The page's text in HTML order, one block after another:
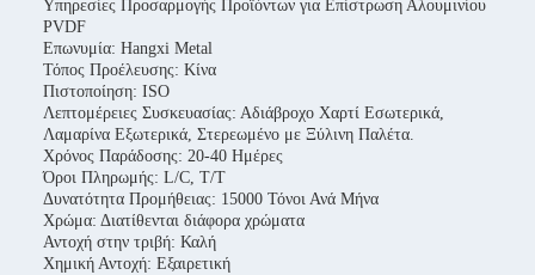
Υπηρεσίες Προσαρμογής Προϊόντων για Επίστρωση Αλουμινίου
PVDF
Επωνυμία: Hangxi Metal
Τόπος Προέλευσης: Κίνα
Πιστοποίηση: ISO
Λεπτομέρειες Συσκευασίας: Αδιάβροχο Χαρτί Εσωτερικά,
Λαμαρίνα Εξωτερικά, Στερεωμένο με Ξύλινη Παλέτα.
Χρόνος Παράδοσης: 20-40 Ημέρες
Όροι Πληρωμής: L/C, T/T
Δυνατότητα Προμήθειας: 15000 Τόνοι Ανά Μήνα
Χρώμα: Διατίθενται διάφορα χρώματα
Αντοχή στην τριβή: Καλή
Χημική Αντοχή: Εξαιρετική